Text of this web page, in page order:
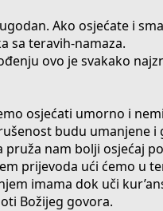
Ako osjećate i
sa teravih-namaza.
ovo je svakako
osjećati umorno i
budu umanjene i
nam bolji osjećaj
prijevoda ući ćemo u
imama dok uči
Božijeg govora.